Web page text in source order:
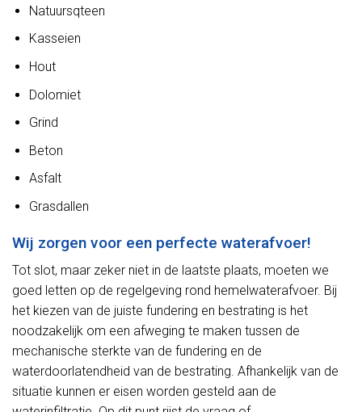
Natuursqteen
Kasseien
Hout
Dolomiet
Grind
Beton
Asfalt
Grasdallen
Wij zorgen voor een perfecte waterafvoer!
Tot slot, maar zeker niet in de laatste plaats, moeten we
goed letten op de regelgeving rond hemelwaterafvoer. Bij
het kiezen van de juiste fundering en bestrating is het
noodzakelijk om een afweging te maken tussen de
mechanische sterkte van de fundering en de
waterdoorlatendheid van de bestrating. Afhankelijk van de
situatie kunnen er eisen worden gesteld aan de